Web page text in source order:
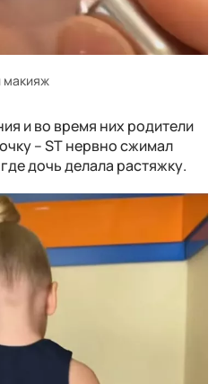
макияж
и во время них родители
– ST нервно сжимал
дочь делала растяжку.